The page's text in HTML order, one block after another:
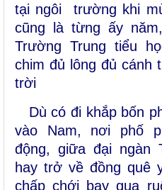
tại ngôi trường khi
cũng là từng ấy
Trường Trung tiểu
chim đủ lông đủ cánh
trời
Dù có đi khắp bốn
vào Nam, nơi phố
động, giữa đại ngàn
hay trở về đồng quê
chấp chới bay qua